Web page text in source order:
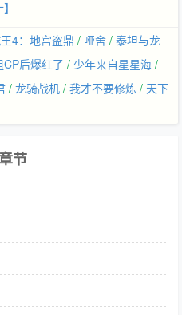
4：地宫盗鼎 / 哑舍 / 泰坦与龙
后爆红了 / 少年来自星星海 /
/ 龙骑战机 / 我才不要修炼 / 天下
节